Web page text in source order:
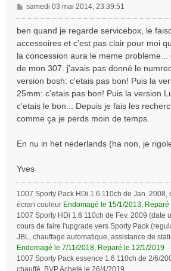
M
e
s
g
e
samedi 03 mai 2014, 23:39:51
ben quand je regarde servicebox, le
accessoires et c'est pas clair pour moi
la concession aura le meme
de mon 307. j'avais pas donné le
version bosh: c'etais pas bon! Puis la
25mm: c'etais pas bon! Puis la version
c'etais le bon... Depuis je fais les
comme ça je perds moin de temps.
En nu in het nederlands (ha non, je
Yves
1007 Sporty Pack HDi 1.6 110ch de Jan. 2008,
écran couleur Endomagé le 15/1/2013,
1007 Sporty HDi 1.6 110ch de Fev. 2009 (date
cours de faire l'upgrade vers Sporty Pack
JBL, chauffage automatique, assistance de
Endomagé le 7/11/2018, Reparé le 12/1/2019
1007 Sporty Pack essence 1.6 110ch de 2/6/
chauffé, BVP Acheté le 26/4/2019